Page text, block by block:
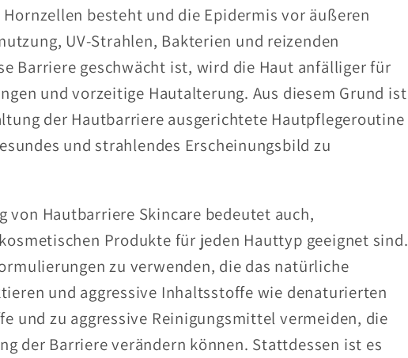
besteht und die Epidermis vor äußeren
UV-Strahlen, Bakterien und reizenden
Barriere geschwächt ist, wird die Haut anfälliger für
und vorzeitige Hautalterung. Aus diesem Grund ist
der Hautbarriere ausgerichtete Hautpflegeroutine
und strahlendes Erscheinungsbild zu
von Hautbarriere Skincare bedeutet auch,
Produkte für jeden Hauttyp geeignet sind.
zu verwenden, die das natürliche
und aggressive Inhaltsstoffe wie denaturierten
und zu aggressive Reinigungsmittel vermeiden, die
der Barriere verändern können. Stattdessen ist es